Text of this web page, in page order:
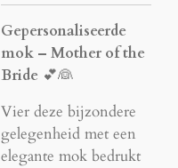
Gepersonaliseerde
mok – Mother of the
Bride 💕👰
Vier deze bijzondere
gelegenheid met een
elegante mok bedrukt